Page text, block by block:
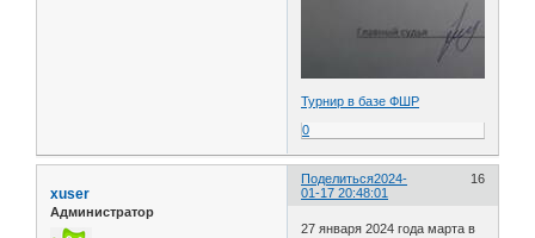
Турнир в базе ФШР
0
Поделиться 16
2024-
01-17 20:48:01
xuser
Администратор
27 января 2024 года марта в